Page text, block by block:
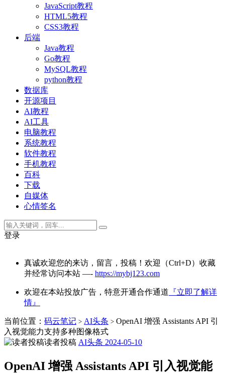
JavaScript教程
HTML5教程
CSS3教程
后端
Java教程
Go教程
MySQL教程
python教程
数据库
开源项目
AI教程
AI工具
电脑教程
系统教程
软件教程
手机教程
百科
下载
自媒体
心情签名
登录
真诚欢迎您的来访，留言，投稿！欢迎（Ctrl+D）收藏
并经常访问本站 —- https://mybj123.com
欢迎在本站投放广告，特意开通合作通道 『立即了解详
情』
当前位置： 码云笔记 > AI头条 > OpenAI 增强 Assistants API 引
入视觉能力支持多种图像格式
读者投稿 AI头条 2024-05-10
OpenAI 增强 Assistants API 引入视觉能